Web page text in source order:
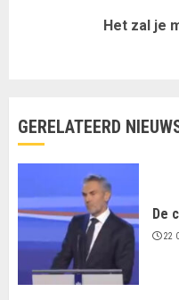
Het zal je
GERELATEERD
De
22